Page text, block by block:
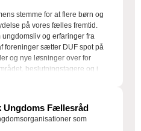
stemme for at flere børn og
på vores fælles fremtid.
og erfaringer fra
foreninger sætter DUF spot på
og nye løsninger over for
beslutningstagere og i
der styrker og
Ungdoms Fællesråd
som